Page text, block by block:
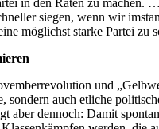
in den Räten zu machen.
siegen, wenn wir
möglichst starke Partei zu
und
sondern auch etliche
aber dennoch: Damit